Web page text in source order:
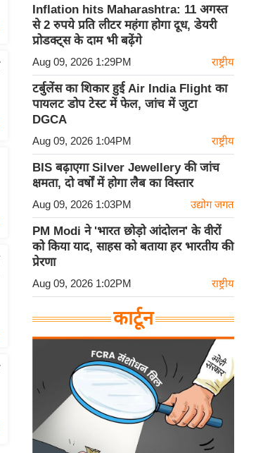
Inflation hits Maharashtra: 11 अगस्त
से 2 रुपये प्रति लीटर महंगा होगा दूध, डेयरी
प्रोडक्ट्स के दाम भी बढ़ेंगे
Aug 09, 2026 1:29PM राष्ट्रीय
टर्बुलेंस का शिकार हुई Air India Flight का
पायलट डोप टेस्ट में फेल, जांच में जुटा
DGCA
Aug 09, 2026 1:04PM राष्ट्रीय
BIS बढ़ाएगा Silver Jewellery की जांच
क्षमता, दो वर्षों में होगा लैब का विस्तार
Aug 09, 2026 1:03PM उद्योग जगत
PM Modi ने 'भारत छोड़ो आंदोलन' के वीरों
को किया याद, साहस को बताया हर भारतीय की
प्रेरणा
Aug 09, 2026 1:02PM राष्ट्रीय
कार्टून